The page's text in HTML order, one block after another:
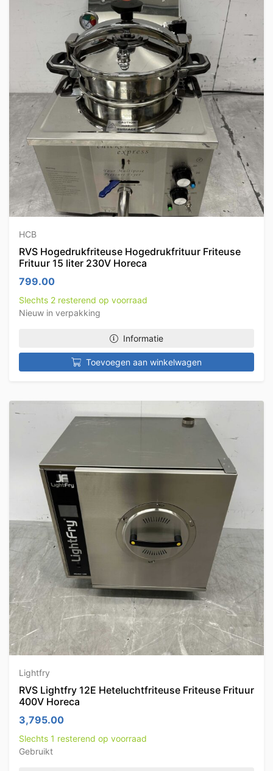
HCB
RVS Hogedrukfriteuse Hogedrukfrituur Friteuse
Frituur 15 liter 230V Horeca
799.00
Slechts 2 resterend op voorraad
Nieuw in verpakking
Informatie
Toevoegen aan winkelwagen
Lightfry
RVS Lightfry 12E Heteluchtfriteuse Friteuse Frituur
400V Horeca
3,795.00
Slechts 1 resterend op voorraad
Gebruikt